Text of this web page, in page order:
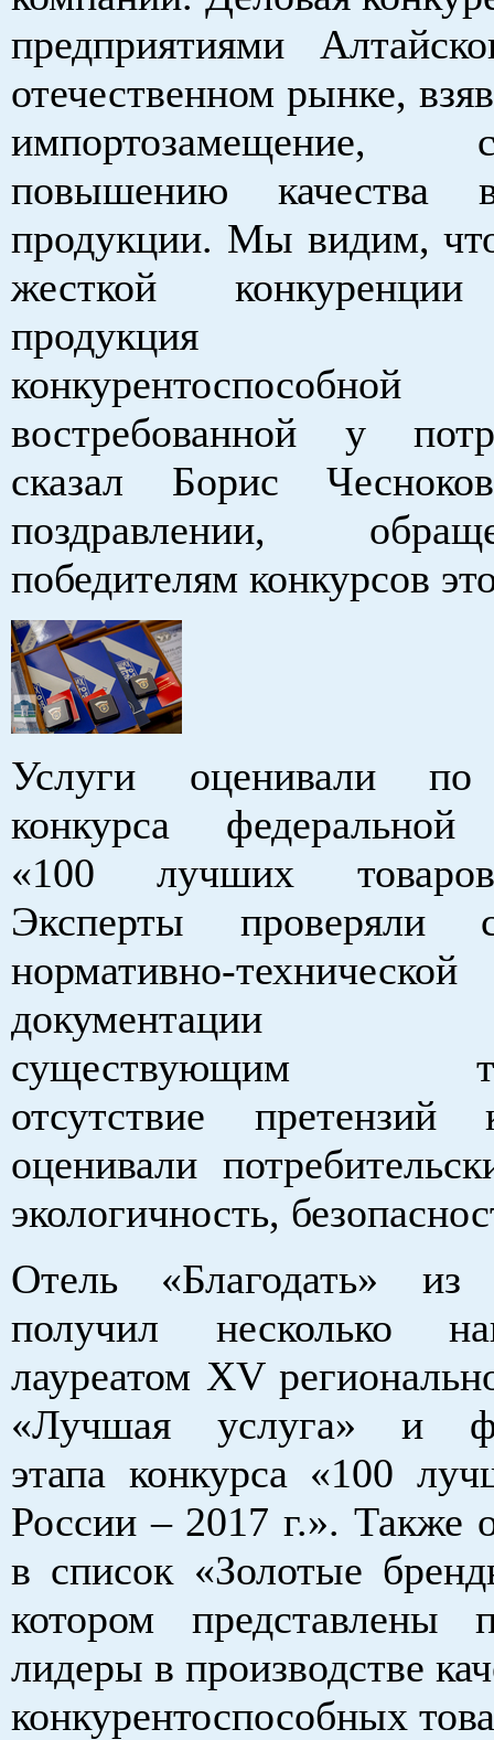
предприятиями
отечественном рынке,
импортозамещение,
повышению качества
продукции. Мы видим,
жесткой конкуренции
продукция
востребованной у
сказал Борис
поздравлении,
победителям конкурсов
Услуги оценивали по
конкурса
«100 лучших
Эксперты проверяли
нормативно-технической
документации
существующим
отсутствие претензий
оценивали
экологичность,
Отель «Благодать» из
получил несколько
лауреатом XV
«Лучшая услуга» и
этапа конкурса «100
России – 2017 г.». Также
в список «Золотые
котором представлены
лидеры в производстве
конкурентоспособных